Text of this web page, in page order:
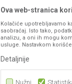
Brendovi
Katalozi
Saradnja
Blog
Najčešća pitanja
Ova web-stranica
Kolačiće upotrebljavamo
saobraćaj. Isto tako,
analizu, a oni ih mogu
usluge. Nastavkom
Detaljnije
Nužni